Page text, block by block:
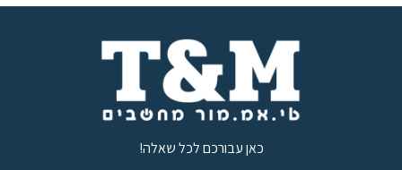
כאן עבורכם לכל שאלה!